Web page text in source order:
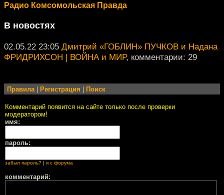
Радио Комсомольская Правда
В новостях
02.05.22 23:05 Дмитрий «ГОБЛИН» ПУЧКОВ и Надана
ФРИДРИХСОН | ВОЙНА и МИР, комментарии: 29
Правила| Регистрация Поиск
Комментарий появится на сайте только после проверки
модератором!
имя:
пароль:
забыл пароль? я с форума
комментарий: